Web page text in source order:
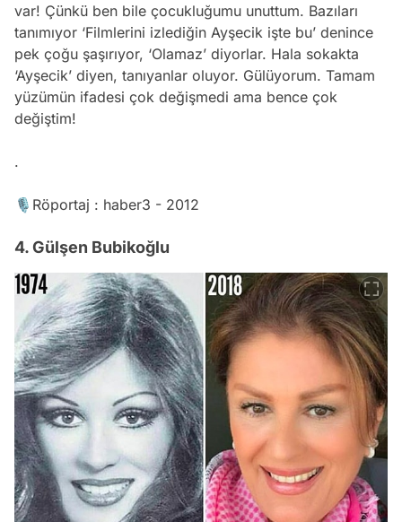
var! Çünkü ben bile çocukluğumu unuttum. Bazıları
tanımıyor ‘Filmlerini izlediğin Ayşecik işte bu’ denince
pek çoğu şaşırıyor, ‘Olamaz’ diyorlar. Hala sokakta
‘Ayşecik’ diyen, tanıyanlar oluyor. Gülüyorum. Tamam
yüzümün ifadesi çok değişmedi ama bence çok
değiştim!
.
🎙Röportaj : haber3 - 2012
4. Gülşen Bubikoğlu